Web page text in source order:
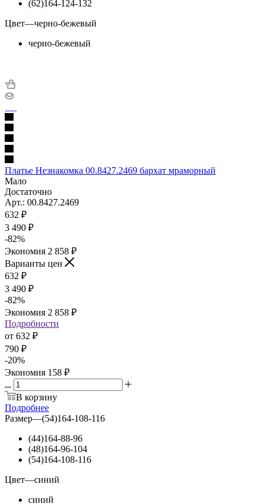
(62)164-124-132
Цвет—черно-бежевый
черно-бежевый
Платье Незнакомка 00.8427.2469 бархат мраморный
Мало
Достаточно
Арт.: 00.8427.2469
632 ₽
3 490 ₽
-82%
Экономия 2 858 ₽
Варианты цен
632 ₽
3 490 ₽
-82%
Экономия 2 858 ₽
Подробности
от 632 ₽
790 ₽
-20%
Экономия 158 ₽
В корзину
Подробнее
Размер—(54)164-108-116
(44)164-88-96
(48)164-96-104
(54)164-108-116
Цвет—синий
синий